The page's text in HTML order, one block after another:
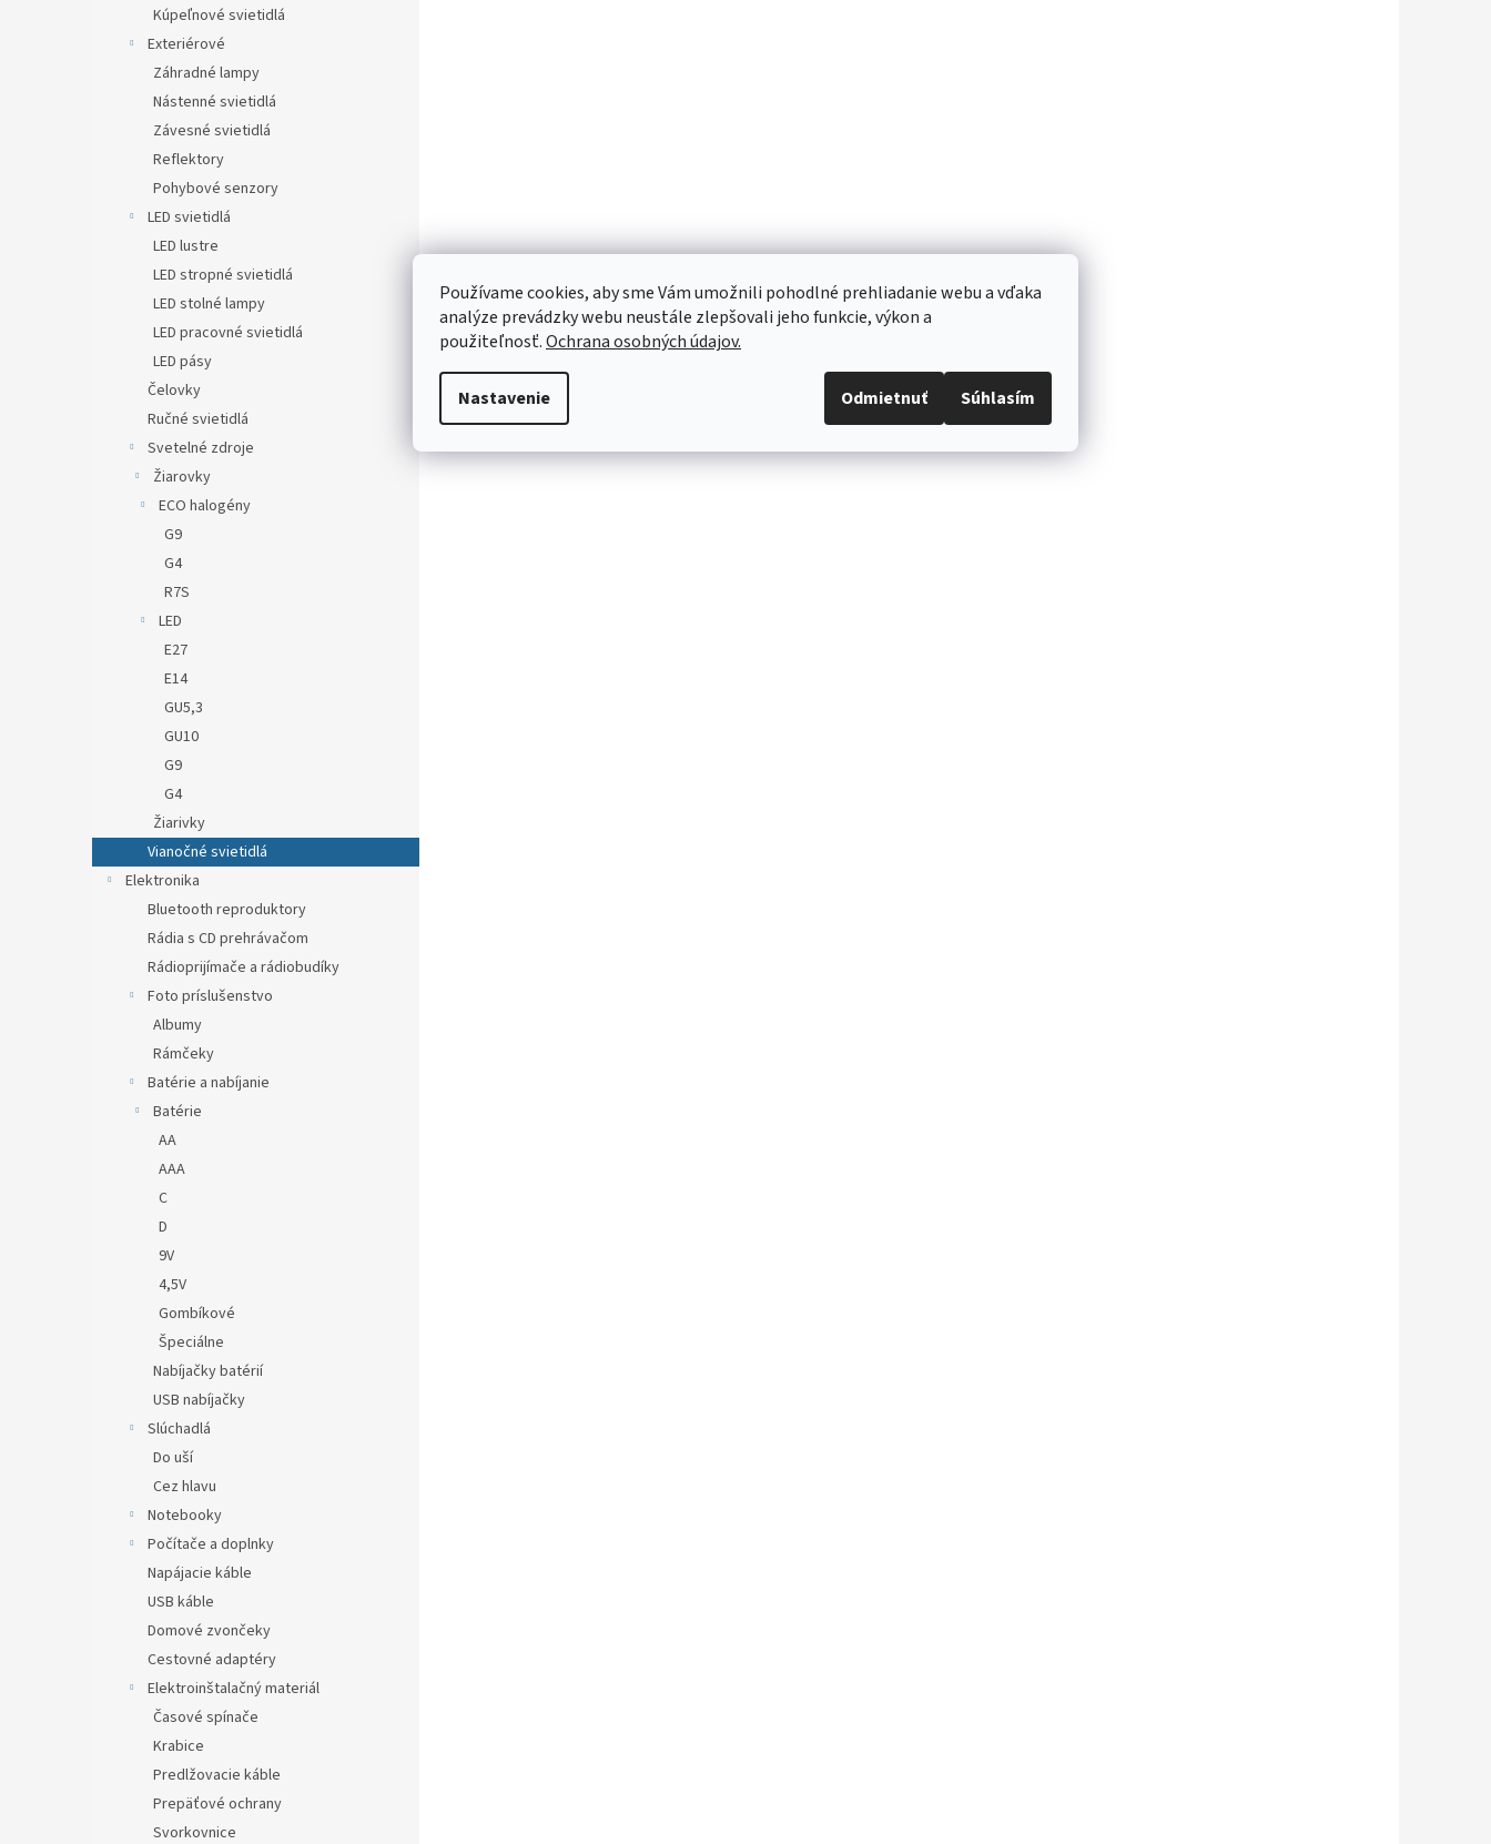
Používame cookies, aby sme Vám umožnili pohodlné prehliadanie webu a vďaka
analýze prevádzky webu neustále zlepšovali jeho funkcie, výkon a
použiteľnosť.Ochrana osobných údajov.
Nastavenie Odmietnuť Súhlasím
Kúpeľnové svietidlá
Exteriérové
Záhradné lampy
Nástenné svietidlá
Závesné svietidlá
Reflektory
Pohybové senzory
LED svietidlá
LED lustre
LED stropné svietidlá
LED stolné lampy
LED pracovné svietidlá
LED pásy
Čelovky
Ručné svietidlá
Svetelné zdroje
Žiarovky
ECO halogény
G9
G4
R7S
LED
E27
E14
GU5,3
GU10
G9
G4
Žiarivky
Vianočné svietidlá
Elektronika
Bluetooth reproduktory
Rádia s CD prehrávačom
Rádioprijímače a rádiobudíky
Foto príslušenstvo
Albumy
Rámčeky
Batérie a nabíjanie
Batérie
AA
AAA
C
D
9V
4,5V
Gombíkové
Špeciálne
Nabíjačky batérií
USB nabíjačky
Slúchadlá
Do uší
Cez hlavu
Notebooky
Počítače a doplnky
Napájacie káble
USB káble
Domové zvončeky
Cestovné adaptéry
Elektroinštalačný materiál
Časové spínače
Krabice
Predlžovacie káble
Prepäťové ochrany
Svorkovnice